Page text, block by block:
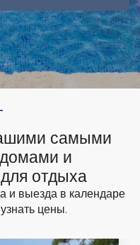
самыми
и
отдыха
и выезда в календаре
цены.